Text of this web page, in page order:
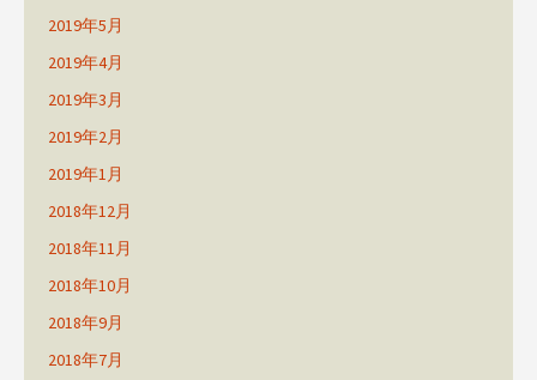
2019年5月
2019年4月
2019年3月
2019年2月
2019年1月
2018年12月
2018年11月
2018年10月
2018年9月
2018年7月